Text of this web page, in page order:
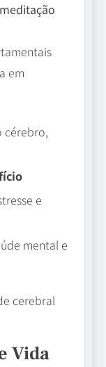
meditação
em
cérebro,
e
mental e
cerebral
Vida